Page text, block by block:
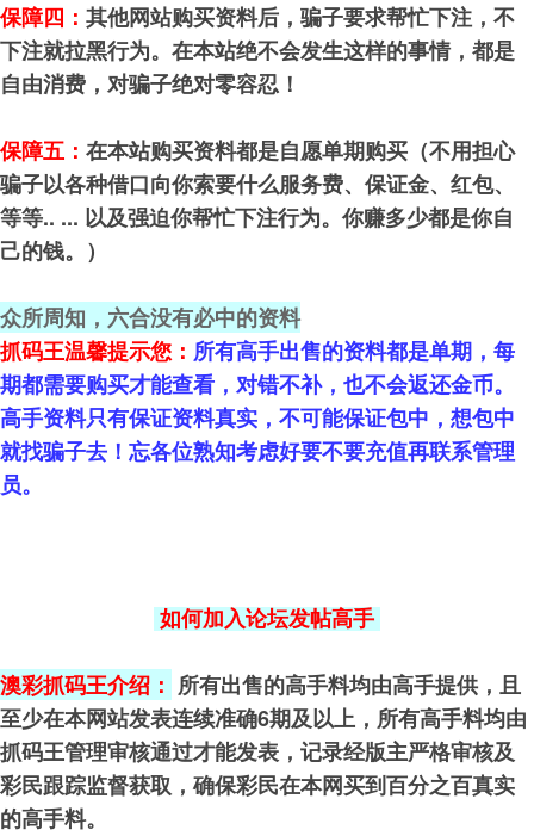
保障四： 其他网站购买资料后，骗子要求帮忙下注，不
下注就拉黑行为。在本站绝不会发生这样的事情，都是
自由消费，对骗子绝对零容忍！
保障五： 在本站购买资料都是自愿单期购买（不用担心
骗子以各种借口向你索要什么服务费、保证金、红包、
等等.. ... 以及强迫你帮忙下注行为。你赚多少都是你自
己的钱。）
众所周知，六合没有必中的资料
抓码王温馨提示您： 所有高手出售的资料都是单期，每
期都需要购买才能查看，对错不补，也不会返还金币。
高手资料只有保证资料真实，不可能保证包中，想包中
就找骗子去！忘各位熟知考虑好要不要充值再联系管理
员。
如何加入论坛发帖高手
澳彩抓码王介绍： 所有出售的高手料均由高手提供，且
至少在本网站发表连续准确6期及以上，所有高手料均由
抓码王管理审核通过才能发表，记录经版主严格审核及
彩民跟踪监督获取，确保彩民在本网买到百分之百真实
的高手料。